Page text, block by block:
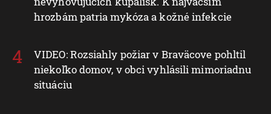
hrozbám patria mykóza a kožné infekcie
VIDEO: Rozsiahly požiar v Braväcove pohltil
niekoľko domov, v obci vyhlásili mimoriadnu
situáciu